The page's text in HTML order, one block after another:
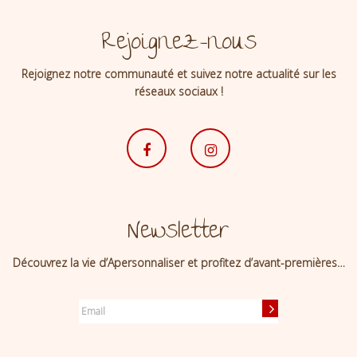
Rejoignez-nous
Rejoignez notre communauté et suivez notre actualité sur les
réseaux sociaux !
Newsletter
Découvrez la vie d’Apersonnaliser et profitez d’avant-premières…